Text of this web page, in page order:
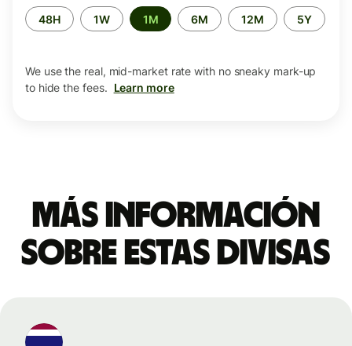
Time
period
48H 1W 1M 6M 12M 5Y
We use the real, mid-market rate with no sneaky mark-up
to hide the fees. Learn more
Más información
sobre estas divisas